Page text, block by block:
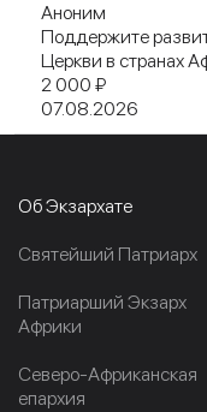
Аноним
Поддержите
Церкви в странах
2 000 ₽
07.08.2026
Об Экзархате
Cвятейший Патриарх
Патриарший Экзарх
Африки
Северо-Африканская
епархия